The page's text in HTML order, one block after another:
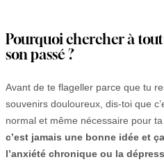
Pourquoi chercher à
son passé ?
Avant de te flageller parce que tu
souvenirs douloureux, dis-toi que
normal et même nécessaire pour
c’est jamais une bonne idée et
l’anxiété chronique ou la